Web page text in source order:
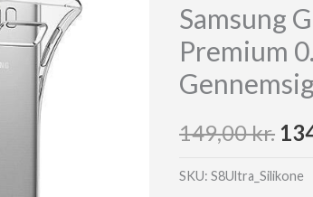
Samsung
Premium
149,00kr.
SKU:S8Ultra_Silikone